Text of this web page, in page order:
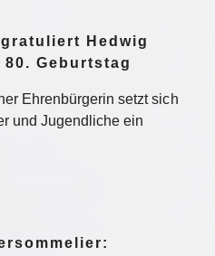
Hedwig
80. Geburtstag
Ehrenbürgerin setzt sich
und Jugendliche ein